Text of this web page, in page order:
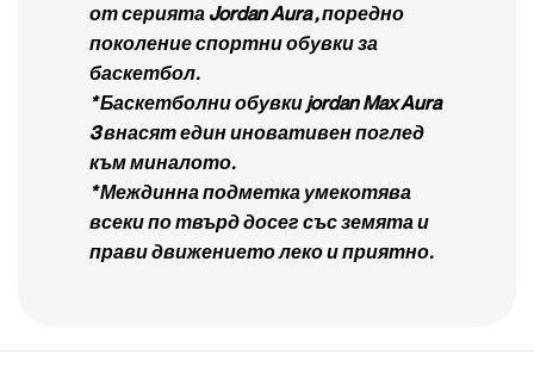
от серията Jordan Aura , поредно
поколение спортни обувки за
баскетбол.
* Баскетболни обувки jordan Max Aura
3 внасят един иновативен поглед
към миналото.
* Междинна подметка умекотява
всеки по твърд досег със земята и
прави движението леко и приятно.